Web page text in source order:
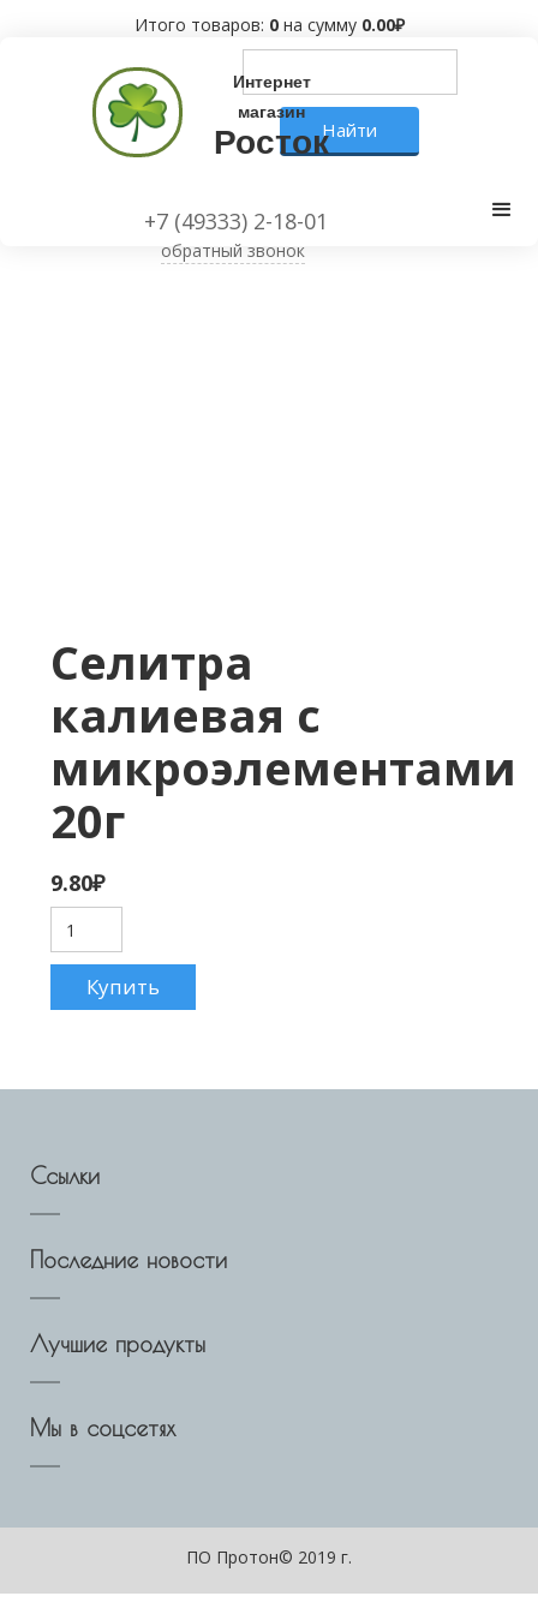
Итого товаров: 0 на сумму 0.00₽
Интернет
магазин
Росток
+7 (49333) 2-18-01
обратный звонок
Селитра
калиевая с
микроэлементами
20г
9.80₽
Ссылки
Последние новости
Лучшие продукты
Мы в соцсетях
ПО Протон© 2019 г.